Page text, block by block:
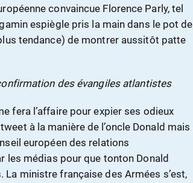
convaincue Florence Parly, tel
espiègle pris la main dans le pot de
tendance) de montrer aussitôt patte
des évangiles atlantistes
fera l’affaire pour expier ses odieux
à la manière de l’oncle Donald mais
européen des relations
les médias pour que tonton Donald
ministre française des Armées s’est,